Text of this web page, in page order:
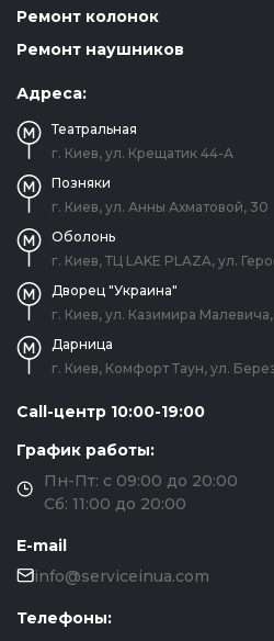
Ремонт колонок
Ремонт наушников
Адреса:
Театральная
г. Киев, ул. Крещатик 44-А
Позняки
г. Киев, ул. Анны Ахматовой, 30
Оболонь
г. Киев, ТЦ LAKE PLAZA, ул.
Дворец "Украина"
г. Киев, ул. Казимира
Дарница
г. Киев, Комфорт Таун, ул.
Call-центр 10:00-19:00
График работы:
Пн-Пт: с 09:00 до 20:00
Сб: 11:00 до 20:00
E-mail
info@serviceinua.com
Телефоны: